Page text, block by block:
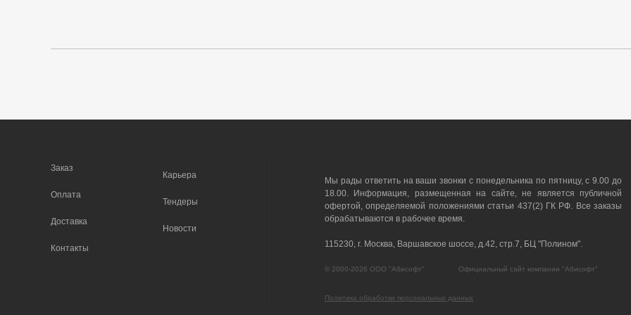
Заказ
Оплата
Доставка
Контакты
Карьера
Тендеры
Новости
Мы рады ответить на ваши звонки с понедельника по пятницу, с 9.00 до
18.00. Информация, размещенная на сайте, не является публичной
офертой, определяемой положениями статьи 437(2) ГК РФ. Все заказы
обрабатываются в рабочее время.
115230, г. Москва, Варшавское шоссе, д.42, стр.7, БЦ "Полином".
© 2000-2026 ООО "Абисофт" Официальный сайт компании "Абисофт"
Политика обработки персональных данных